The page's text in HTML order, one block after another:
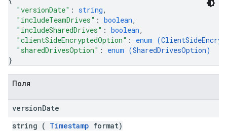
"versionDate" : string,
"includeTeamDrives" : boolean,
"includeSharedDrives" : boolean,
"clientSideEncryptedOption" : enum (
"sharedDrivesOption" : enum (SharedDrivesOption)
}
Поля
versionDate
string ( Timestamp format)